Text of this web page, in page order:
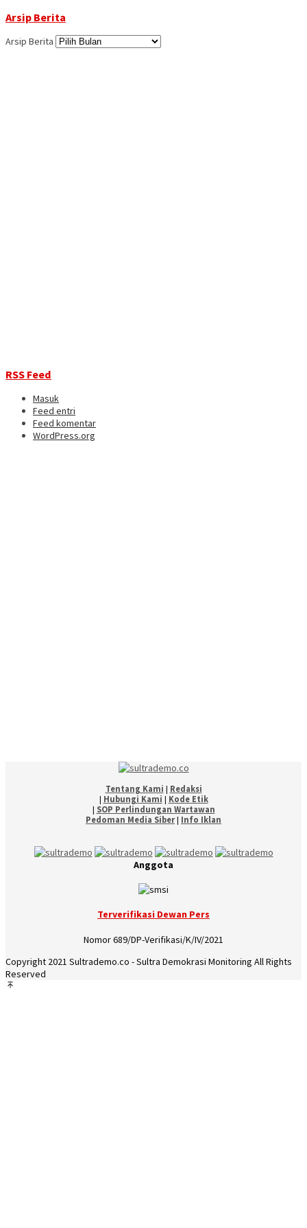
Arsip Berita
Arsip Berita
RSS Feed
Masuk
Feed entri
Feed komentar
WordPress.org
Tentang Kami | Redaksi
| Hubungi Kami | Kode Etik
| SOP Perlindungan Wartawan
Pedoman Media Siber| Info Iklan
Anggota
Terverifikasi Dewan Pers
Nomor 689/DP-Verifikasi/K/IV/2021
Copyright 2021 Sultrademo.co - Sultra Demokrasi Monitoring All Rights
Reserved